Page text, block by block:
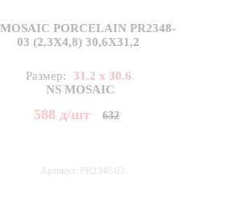
PORCELAIN PR2348-
03 (2,3X4,8) 30,6X31,2
Размер:
31.2 x 30.6
NS MOSAIC
588 д/шт 632
Артикул: PR2348-03